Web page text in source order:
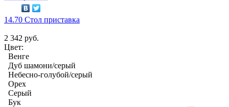
14.70 Стол приставка
2 342 руб.
Цвет:
Венге
Дуб шамони/серый
Небесно-голубой/серый
Орех
Серый
Бук